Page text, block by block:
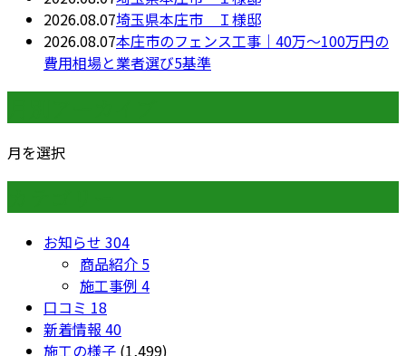
2026.08.07埼玉県本庄市 Ｉ様邸
2026.08.07本庄市のフェンス工事｜40万〜100万円の
費用相場と業者選び5基準
月を選択
お知らせ 304
商品紹介 5
施工事例 4
口コミ 18
新着情報 40
施工の様子 (1,499)